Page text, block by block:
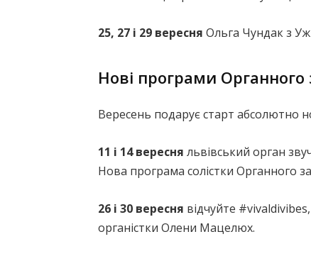
25, 27 і 29 вересня Ольга Чундак з
Нові програми Органного
Вересень подарує старт абсолютно
11 і 14 вересня львівський орган
Нова програма солістки Органного
26 і 30 вересня відчуйте
органістки Олени Мацелюх.